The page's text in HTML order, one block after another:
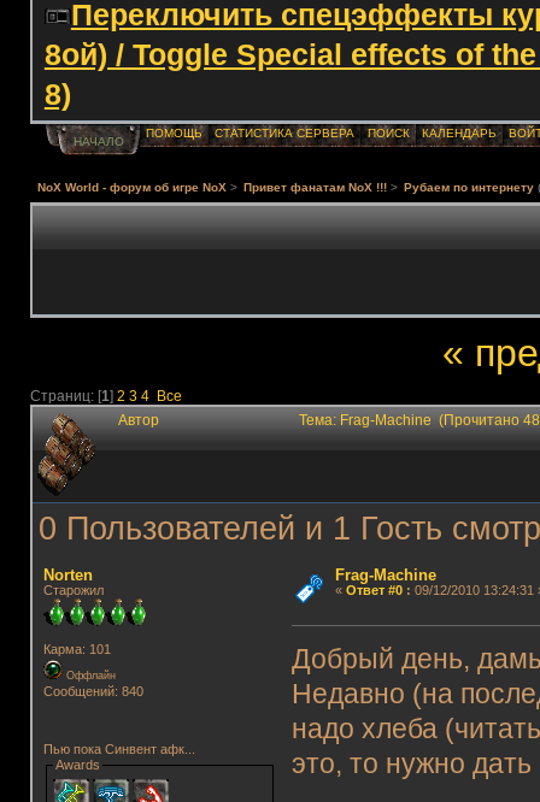
Переключить спецэффекты
8ой) / Toggle Special effects of
8)
НАЧАЛО
ПОМОЩЬ СТАТИСТИКА СЕРВЕРА ПОИСК КАЛЕНДАРЬ
NoX World - форум об игре NoX > Привет фанатам NoX !!! > Рубаем по интернету
«
Страниц: [1] 2 3 4 Все
Автор Тема: Frag-Machine (Прочитано
0 Пользователей и 1 Гость
Norten
Старожил
Карма: 101
Оффлайн
Сообщений: 840
Пью пока Синвент афк...
Awards
Frag-Machine
« Ответ #0: 09/12/2010 13:24:31
Добрый день,
Недавно (на
надо хлеба
это, то нужно